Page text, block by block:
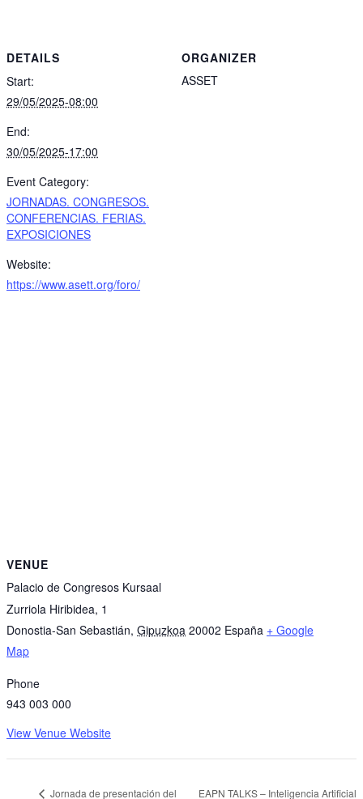
DETAILS
Start:
29/05/2025-08:00
End:
30/05/2025-17:00
Event Category:
JORNADAS. CONGRESOS.
CONFERENCIAS. FERIAS.
EXPOSICIONES
Website:
https://www.asett.org/foro/
ORGANIZER
ASSET
VENUE
Palacio de Congresos Kursaal
Zurriola Hiribidea, 1
Donostia-San Sebastián, Gipuzkoa 20002 España + Google
Map
Phone
943 003 000
View Venue Website
Jornada de presentación del
EAPN TALKS – Inteligencia Artificial